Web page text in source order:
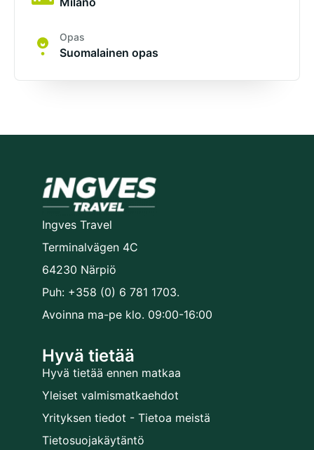
Opas
Suomalainen opas
Ingves Travel
Terminalvägen 4C
64230 Närpiö
Puh: +358 (0) 6 781 1703.
Avoinna ma-pe klo. 09:00-16:00
Hyvä tietää
Hyvä tietää ennen matkaa
Yleiset valmismatkaehdot
Yrityksen tiedot - Tietoa meistä
Tietosuojakäytäntö